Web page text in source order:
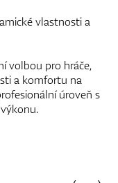
vlastnosti a
volbou pro hráče,
a komfortu na
úroveň s